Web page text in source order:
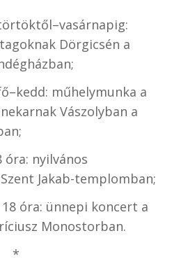
Dörgicsén a
műhelymunka a
Vászolyban a
óra: nyilvános
Jakab-templomban;
óra: ünnepi koncert a
Monostorban.
*